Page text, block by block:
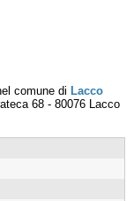
comune di Lacco
68 - 80076 Lacco